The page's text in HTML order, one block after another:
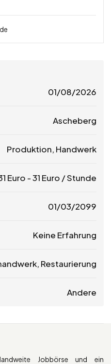
01/08/2026
Ascheberg
Produktion, Handwerk
Euro -31 Euro / Stunde
01/03/2099
Keine Erfahrung
Restaurierung
Andere
Jobbörse und ein